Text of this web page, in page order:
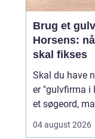
Brug et
Horsens:
skal fikses
Skal du have
er "gulvfirma i
et søgeord,
overfor et nyt
04 august 2026